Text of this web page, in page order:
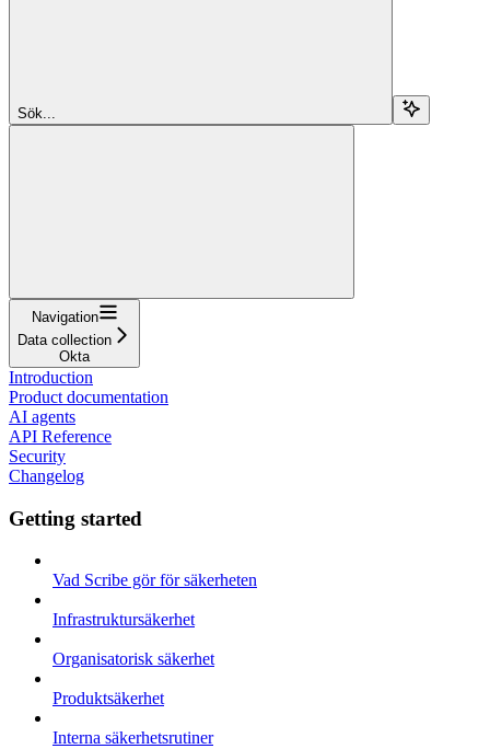
Sök...
Navigation
Data collection
Okta
Introduction
Product documentation
AI agents
API Reference
Security
Changelog
Getting started
Vad Scribe gör för säkerheten
Infrastruktursäkerhet
Organisatorisk säkerhet
Produktsäkerhet
Interna säkerhetsrutiner